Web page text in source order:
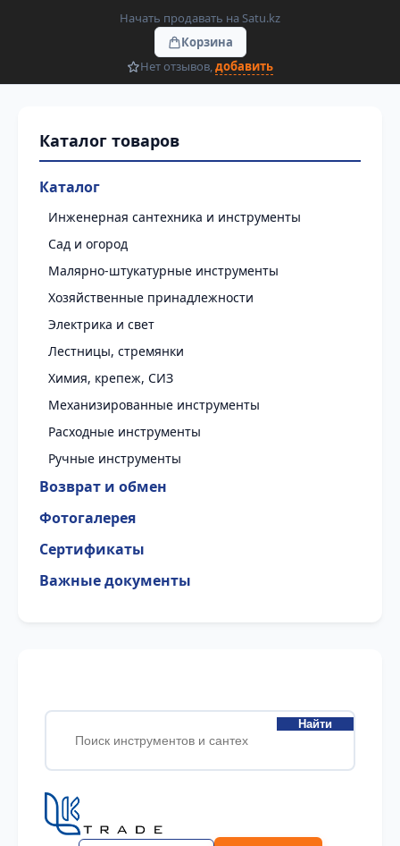
Начать продавать на Satu.kz
Корзина
Нет отзывов,добавить
Каталог
Инженерная сантехника и инструменты
Сад и огород
Малярно-штукатурные инструменты
Хозяйственные принадлежности
Электрика и свет
Лестницы, стремянки
Химия, крепеж, СИЗ
Механизированные инструменты
Расходные инструменты
Ручные инструменты
Возврат и обмен
Фотогалерея
Сертификаты
Важные документы
Найти